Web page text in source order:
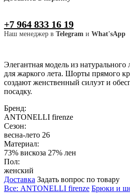
+7 964 833 16 19
Наш менеджер в Telegram и What'sApp
Элегантная модель из
для жаркого лета. Шорты прямого
создают женственный силуэт и
посадку.
Бренд:
ANTONELLI firenze
Сезон:
весна-лето 26
Материал:
73% вискоза 27% лен
Пол:
женский
Доставка Задать вопрос по товару
Все: ANTONELLI firenze Брюки и